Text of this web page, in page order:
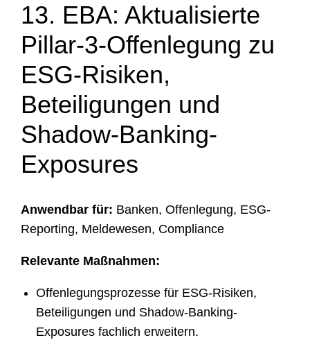
13. EBA: Aktualisierte
Pillar-3-Offenlegung zu
ESG-Risiken,
Beteiligungen und
Shadow-Banking-
Exposures
Anwendbar für: Banken, Offenlegung, ESG-
Reporting, Meldewesen, Compliance
Relevante Maßnahmen:
Offenlegungsprozesse für ESG-Risiken,
Beteiligungen und Shadow-Banking-
Exposures fachlich erweitern.